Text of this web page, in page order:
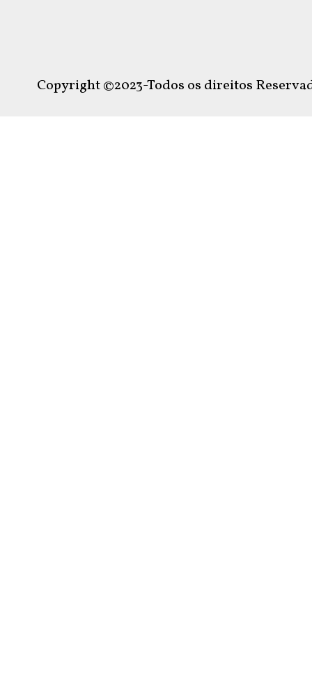
Copyright ©2023-Todos os direitos